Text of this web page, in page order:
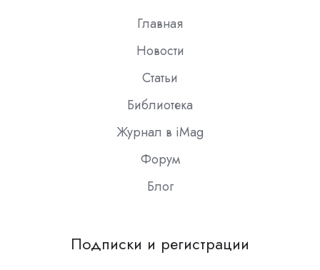
Главная
Новости
Статьи
Библиотека
Журнал в iMag
Форум
Блог
Подписки и регистрации